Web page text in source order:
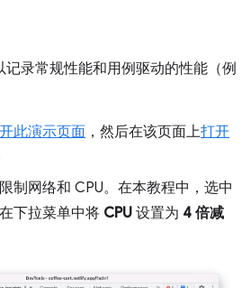
记录常规性能和用例驱动的性能（例
此演示页面 ，然后在该页面上打开
制网络和 CPU。在本教程中，选中
下拉菜单中将 CPU 设置为 4 倍减